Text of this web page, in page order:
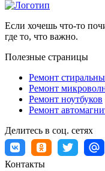
Если хочешь что-то
где то, что важно.
Полезные страницы
Ремонт
Ремонт
Ремонт ноутбуков
Ремонт
Делитесь в соц. сетях
Контакты